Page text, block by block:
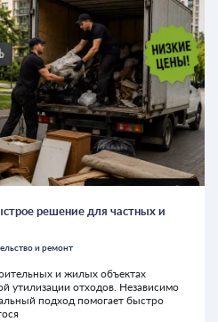
решение для частных и
и ремонт
и жилых объектах
утилизации отходов. Независимо
подход помогает быстро